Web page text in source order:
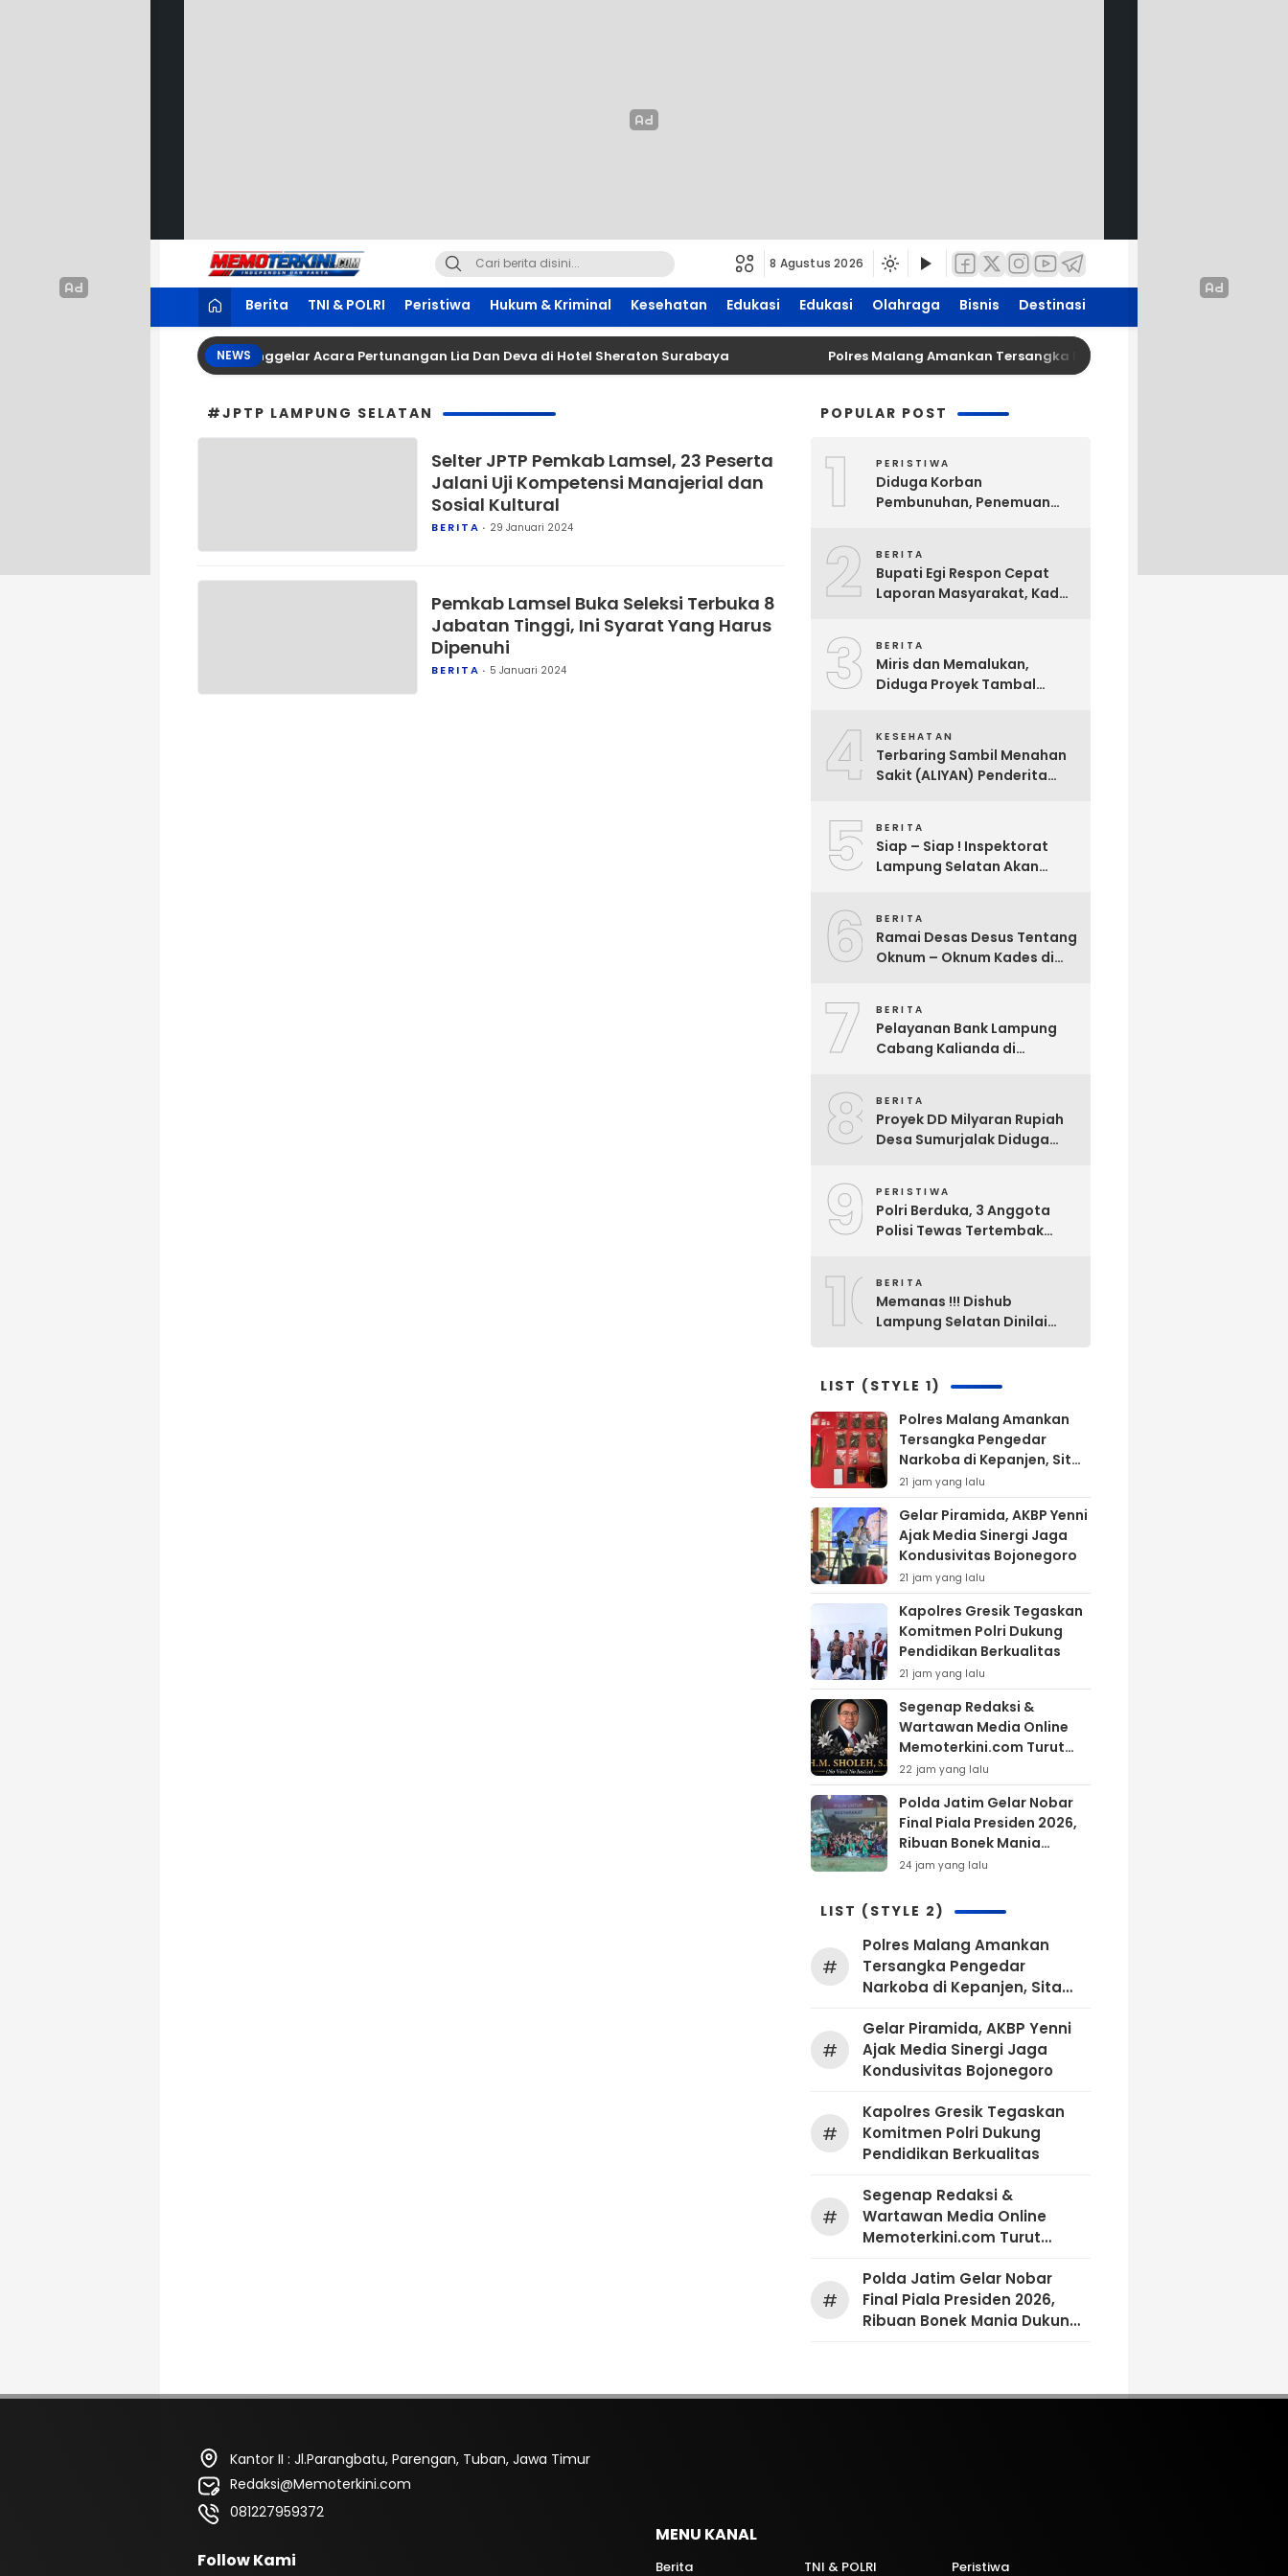
Memoterkini.com
Independen dan Fakta
8 Agustus 2026
Berita TNI & POLRI Peristiwa Hukum & Kriminal Kesehatan Edukasi Edukasi Olahraga Bisnis Destinasi
NEWS
Besar Tetty Tambayung Menggelar Acara Pertunangan Lia Dan Deva di Hotel Sheraton Surabaya Polres Malang Amankan Tersangka Pengedar Narkoba di Kepanjen,
#JPTP LAMPUNG SELATAN
Selter JPTP Pemkab Lamsel, 23 Peserta
Jalani Uji Kompetensi Manajerial dan
Sosial Kultural
BERITA 29 Januari 2024
Pemkab Lamsel Buka Seleksi Terbuka 8
Jabatan Tinggi, Ini Syarat Yang Harus
Dipenuhi
BERITA 5 Januari 2024
POPULAR POST
1 PERISTIWA
Diduga Korban
Pembunuhan, Penemuan
Hebohkan Warga Bakauheni
2 BERITA
Bupati Egi Respon Cepat
Laporan Masyarakat, Kades
3 BERITA
Miris dan Memalukan,
Diduga Proyek Tambal
Selatan Dikerjakan Asal
Asalan !!
4 KESEHATAN
Terbaring Sambil Menahan
Sakit (ALIYAN) Penderita
5 BERITA
Siap – Siap ! Inspektorat
Lampung Selatan Akan
Ini
6 BERITA
Ramai Desas Desus Tentang
Oknum – Oknum Kades di
Pandangan Sekjen Palu
Lampung : Dinas PMD dan
Inspektorat Kurang Tegas
7 BERITA
Pelayanan Bank Lampung
Cabang Kalianda di
Pelayanan Bank Lampung
Buruk !!
8 BERITA
Proyek DD Milyaran Rupiah
Desa Sumurjalak Diduga
9 PERISTIWA
Polri Berduka, 3 Anggota
Polisi Tewas Tertembak
10BERITA
Memanas !!! Dishub
Lampung Selatan Dinilai
Lama Diganti Yang Baru
Jelas
LIST (STYLE 1)
Polres Malang Amankan
Tersangka Pengedar
Narkoba di Kepanjen, Sita
Sabu 96 Gram dan Ganja
131 Gram
21 jam yang lalu
Gelar Piramida, AKBP Yenni
Ajak Media Sinergi Jaga
Kondusivitas Bojonegoro
21 jam yang lalu
Kapolres Gresik Tegaskan
Komitmen Polri Dukung
Pendidikan Berkualitas
21 jam yang lalu
Segenap Redaksi &
Wartawan Media Online
Memoterkini.com Turut
Berdukacita Atas
Wafatnya H.M.Sholeh.S.H
22 jam yang lalu
Polda Jatim Gelar Nobar
Final Piala Presiden 2026,
Ribuan Bonek Mania
Dukung Persebaya dari
24 jam yang lalu
LIST (STYLE 2)
#
Polres Malang Amankan
Tersangka Pengedar
Narkoba di Kepanjen, Sita
Gram
#
Gelar Piramida, AKBP Yenni
Ajak Media Sinergi Jaga
Kondusivitas Bojonegoro
#
Kapolres Gresik Tegaskan
Komitmen Polri Dukung
Pendidikan Berkualitas
#
Segenap Redaksi &
Wartawan Media Online
Memoterkini.com Turut
H.M.Sholeh.S.H
#
Polda Jatim Gelar Nobar
Final Piala Presiden 2026,
Ribuan Bonek Mania Dukung
Kantor II : Jl.Parangbatu, Parengan, Tuban, Jawa Timur
Redaksi@Memoterkini.com
081227959372
Follow Kami
MENU KANAL
Berita TNI & POLRI Peristiwa